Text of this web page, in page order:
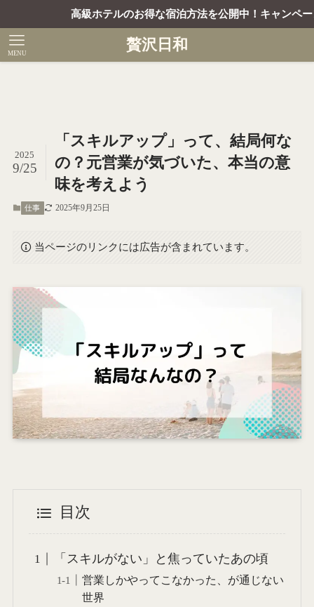
高級ホテルのお得な宿泊方法を公開中！キャンペーンコードを
贅沢日和
MENU
「スキルアップ」って、結局何な
の？元営業が気づいた、本当の意
味を考えよう
2025
9/25
仕事 2025年9月25日
当ページのリンクには広告が含まれています。
目次
「スキルがない」と焦っていたあの頃
営業しかやってこなかった、が通じない
世界